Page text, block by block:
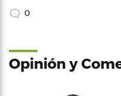
0
Opinión y